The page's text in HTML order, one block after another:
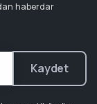
haberdar
Kaydet